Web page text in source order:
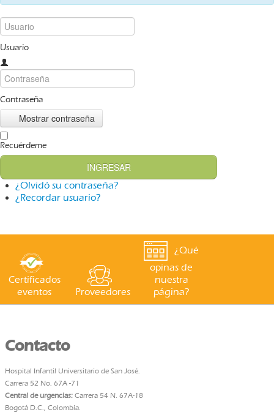
Usuario
Contraseña
Mostrar contraseña
Recuérdeme
INGRESAR
¿Olvidó su contraseña?
¿Recordar usuario?
Certificados
eventos
Proveedores
¿Qué
opinas de
nuestra
página?
Contacto
Hospital Infantil Universitario de San José.
Carrera 52 No. 67A -71
Central de urgencias: Carrera 54 N. 67A-18
Bogotá D.C., Colombia.